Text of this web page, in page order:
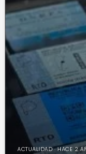
ACTUALIDAD · HACE 2